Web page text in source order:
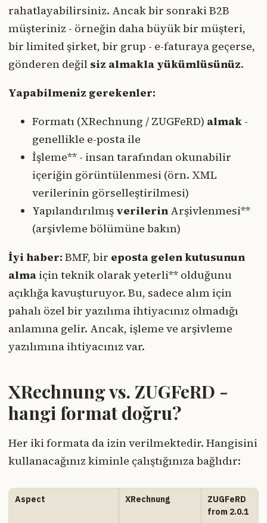
rahatlayabilirsiniz. Ancak bir sonraki B2B
müşteriniz - örneğin daha büyük bir müşteri,
bir limited şirket, bir grup - e-faturaya geçerse,
gönderen değil siz almakla yükümlüsünüz.
Yapabilmeniz gerekenler:
Formatı (XRechnung / ZUGFeRD) almak -
genellikle e-posta ile
İşleme** - insan tarafından okunabilir
içeriğin görüntülenmesi (örn. XML
verilerinin görselleştirilmesi)
Yapılandırılmış verilerin Arşivlenmesi**
(arşivleme bölümüne bakın)
İyi haber: BMF, bir eposta gelen kutusunun
alma için teknik olarak yeterli** olduğunu
açıklığa kavuşturuyor. Bu, sadece alım için
pahalı özel bir yazılıma ihtiyacınız olmadığı
anlamına gelir. Ancak, işleme ve arşivleme
yazılımına ihtiyacınız var.
XRechnung vs. ZUGFeRD -
hangi format doğru?
Her iki formata da izin verilmektedir. Hangisini
kullanacağınız kiminle çalıştığınıza bağlıdır:
Aspect XRechnung
ZUGFeRD
from 2.0.1